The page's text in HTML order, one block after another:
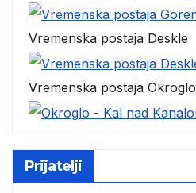
Vremenska postaja Deskle
Vremenska postaja Okroglo
Prijatelji